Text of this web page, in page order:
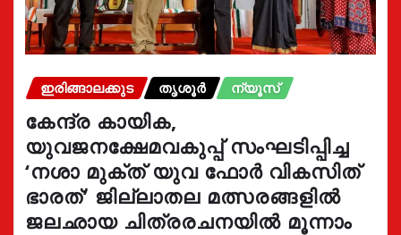
ഇരിങ്ങാലക്കുട തൃശൂർ ന്യൂസ്
കേന്ദ്ര കായിക,
യുവജനക്ഷേമവകുപ്പ് സംഘടിപ്പിച്ച
‘നശാ മുക്ത് യുവ ഫോർ വികസിത്
ഭാരത്’ ജില്ലാതല മത്സരങ്ങളിൽ
ജലഛായ ചിത്രരചനയിൽ മൂന്നാം